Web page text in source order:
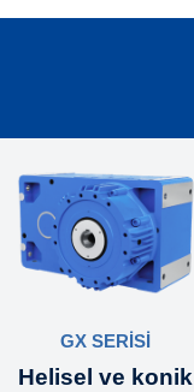
GX SERİSİ
Helisel ve konik